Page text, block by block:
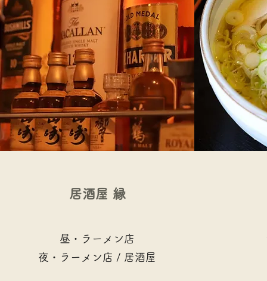
​​居酒屋 縁
昼・ラーメン店
​夜・ラーメン店 / 居酒屋